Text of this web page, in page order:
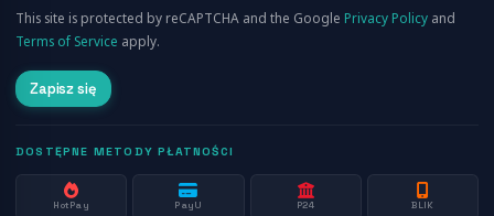
Aplikacja Mobilna
This site is protected by reCAPTCHA and the Google Privacy Policy and
Terms of Service apply.
Zapisz się
DOSTĘPNE METODY PŁATNOŚCI
HotPay PayU P24 BLIK